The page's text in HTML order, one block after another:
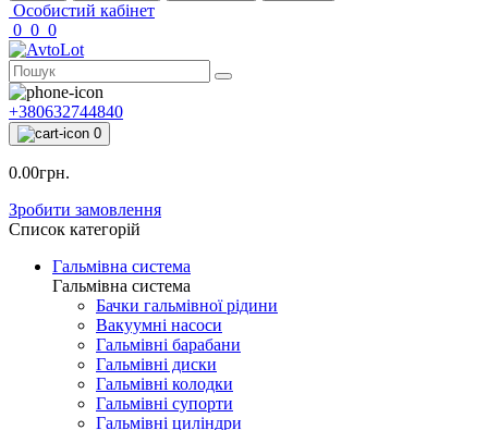
Особистий кабінет
0 0 0
+380632744840
0
0.00грн.
Зробити замовлення
Список категорій
Гальмівна система
Гальмівна система
Бачки гальмівної рідини
Вакуумні насоси
Гальмівні барабани
Гальмівні диски
Гальмівні колодки
Гальмівні супорти
Гальмівні циліндри